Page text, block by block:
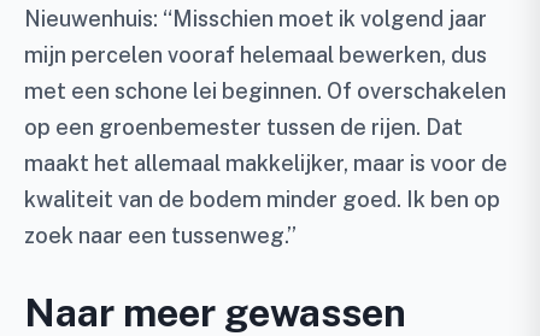
Nieuwenhuis: “Misschien moet ik volgend jaar
mijn percelen vooraf helemaal bewerken, dus
met een schone lei beginnen. Of overschakelen
op een groenbemester tussen de rijen. Dat
maakt het allemaal makkelijker, maar is voor de
kwaliteit van de bodem minder goed. Ik ben op
zoek naar een tussenweg.”
Naar meer gewassen